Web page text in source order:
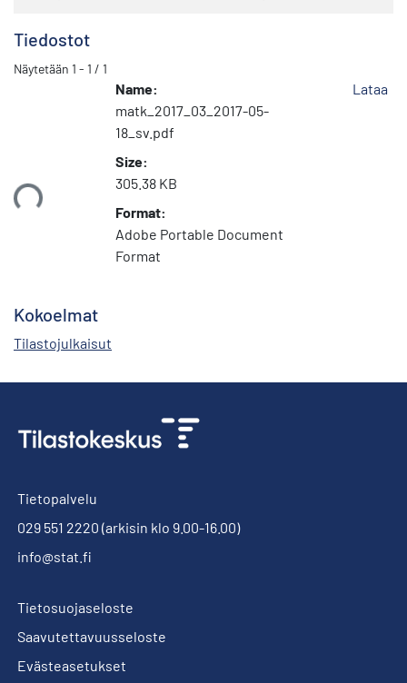
Tiedostot
Näytetään 1 - 1 / 1
Name:
matk_2017_03_2017-05-
18_sv.pdf
Size:
305.38 KB
Format:
Adobe Portable Document
Format
Lataa
Kokoelmat
Tilastojulkaisut
Tietopalvelu
029 551 2220 (arkisin klo 9.00-16.00)
info@stat.fi
Tietosuojaseloste
Saavutettavuusseloste
Evästeasetukset